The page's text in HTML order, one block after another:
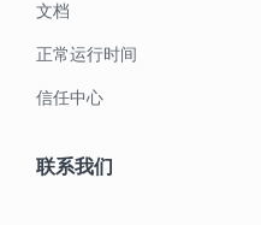
文档
正常运行时间
信任中心
联系我们